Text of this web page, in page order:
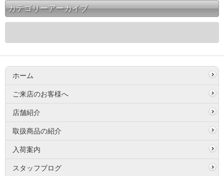
カテゴリーアーカイブ
ホーム
ご来店のお客様へ
店舗紹介
取扱商品の紹介
入荷案内
スタッフブログ